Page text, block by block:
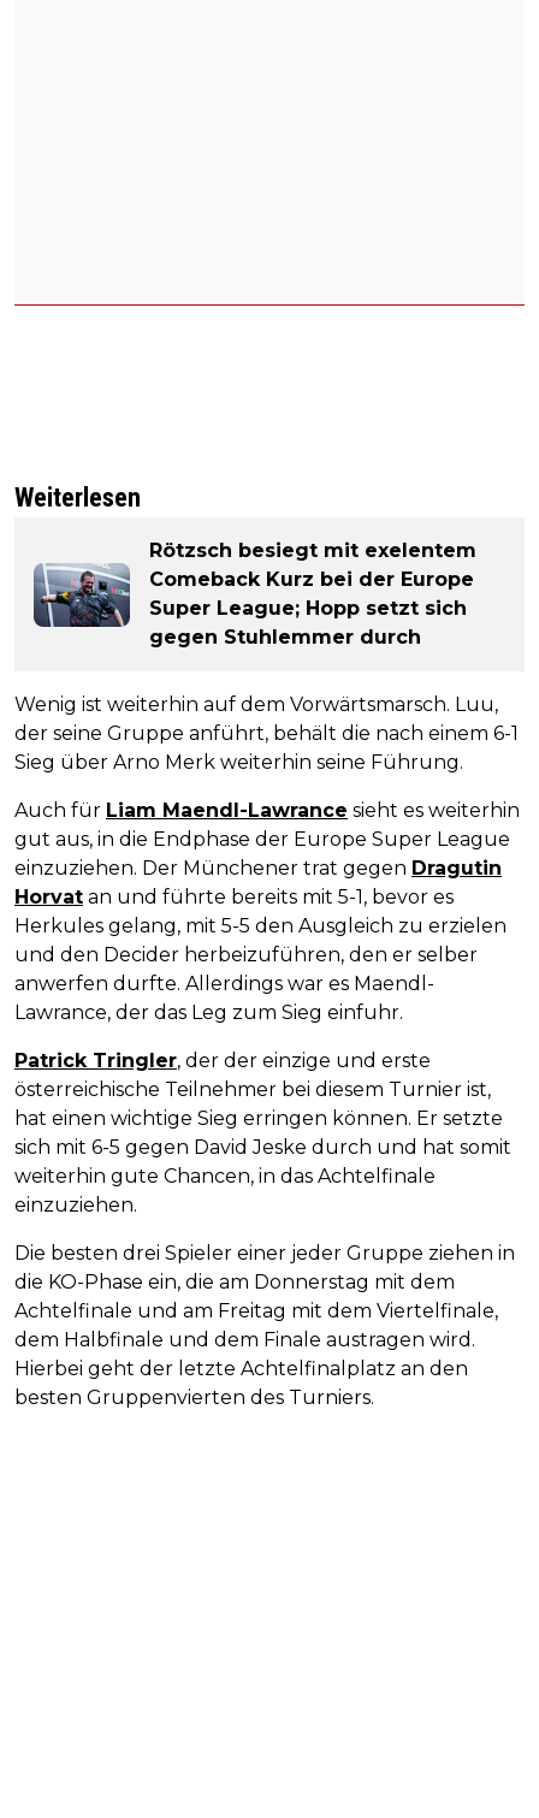
Weiterlesen
Rötzsch besiegt mit exelentem
Comeback Kurz bei der Europe
Super League; Hopp setzt sich
gegen Stuhlemmer durch
Wenig ist weiterhin auf dem Vorwärtsmarsch. Luu,
der seine Gruppe anführt, behält die nach einem 6-1
Sieg über Arno Merk weiterhin seine Führung.
Auch für Liam Maendl-Lawrance sieht es weiterhin
gut aus, in die Endphase der Europe Super League
einzuziehen. Der Münchener trat gegen Dragutin
Horvat an und führte bereits mit 5-1, bevor es
Herkules gelang, mit 5-5 den Ausgleich zu erzielen
und den Decider herbeizuführen, den er selber
anwerfen durfte. Allerdings war es Maendl-
Lawrance, der das Leg zum Sieg einfuhr.
Patrick Tringler, der der einzige und erste
österreichische Teilnehmer bei diesem Turnier ist,
hat einen wichtige Sieg erringen können. Er setzte
sich mit 6-5 gegen David Jeske durch und hat somit
weiterhin gute Chancen, in das Achtelfinale
einzuziehen.
Die besten drei Spieler einer jeder Gruppe ziehen in
die KO-Phase ein, die am Donnerstag mit dem
Achtelfinale und am Freitag mit dem Viertelfinale,
dem Halbfinale und dem Finale austragen wird.
Hierbei geht der letzte Achtelfinalplatz an den
besten Gruppenvierten des Turniers.